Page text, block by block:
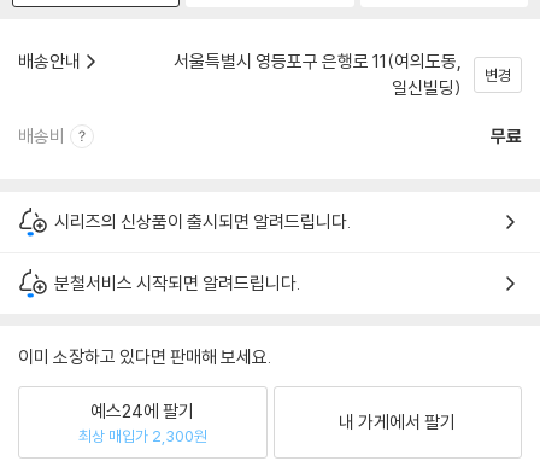
배송안내
서울특별시 영등포구 은행로 11(여의도동,
일신빌딩)
변경
배송비 무료
시리즈의 신상품이 출시되면 알려드립니다.
분철서비스 시작되면 알려드립니다.
이미 소장하고 있다면 판매해 보세요.
예스24에 팔기
최상 매입가 2,300원
내 가게에서 팔기